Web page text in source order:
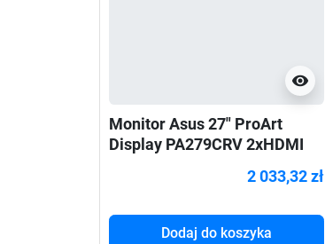
visibility
Monitor Asus 27" ProArt
Display PA279CRV 2xHDMI
2 033,32 zł
Dodaj do koszyka